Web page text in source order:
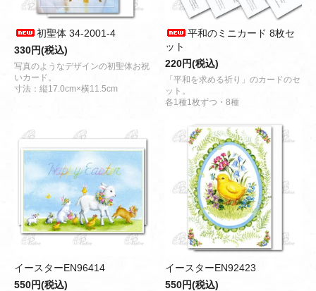
初聖体 34-2001-4
330円(税込)
写真のようなデザインの初聖体お祝
いカード。
寸法：縦17.0cm×横11.5cm
平和のミニカード 8枚セ
ット
220円(税込)
「平和を求める祈り」のカードのセ
ット。
各1種1枚ずつ・8種
イースターEN96414
550円(税込)
イースターEN92423
550円(税込)